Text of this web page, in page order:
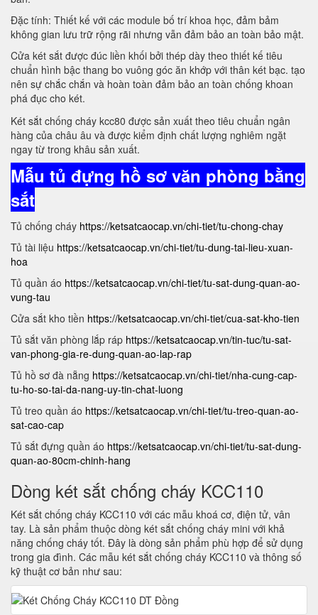
Đặc tính: Thiết kế với các module bố trí khoa học, đảm bảm
không gian lưu trữ rộng rãi nhưng vẫn đảm bảo an toàn bảo mật.
Cửa két sắt được đúc liền khối bởi thép dày theo thiết kế tiêu
chuẩn hình bậc thang bo vuông góc ăn khớp với thân két bạc. tạo
nên sự chắc chắn và hoàn toàn đảm bảo an toàn chống khoan
phá đục cho két.
Két sắt chống cháy kcc80 được sản xuất theo tiêu chuẩn ngân
hàng của châu âu và được kiểm định chất lượng nghiêm ngặt
ngay từ trong khâu sản xuất.
Mẫu tủ đựng hồ sơ văn phòng bằng
sắt
Tủ chống cháy https://ketsatcaocap.vn/chi-tiet/tu-chong-chay
Tủ tài liệu https://ketsatcaocap.vn/chi-tiet/tu-dung-tai-lieu-xuan-
hoa
Tủ quần áo https://ketsatcaocap.vn/chi-tiet/tu-sat-dung-quan-ao-
vung-tau
Cửa sắt kho tiền https://ketsatcaocap.vn/chi-tiet/cua-sat-kho-tien
Tủ sắt văn phòng lắp ráp https://ketsatcaocap.vn/tin-tuc/tu-sat-
van-phong-gia-re-dung-quan-ao-lap-rap
Tủ hồ sơ đà nẵng https://ketsatcaocap.vn/chi-tiet/nha-cung-cap-
tu-ho-so-tai-da-nang-uy-tin-chat-luong
Tủ treo quần áo https://ketsatcaocap.vn/chi-tiet/tu-treo-quan-ao-
sat-cao-cap
Tủ sắt đựng quần áo https://ketsatcaocap.vn/chi-tiet/tu-sat-dung-
quan-ao-80cm-chinh-hang
Dòng két sắt chống cháy KCC110
Két sắt chống cháy KCC110 với các mẫu khoá cơ, điện tử, vân
tay. Là sản phẩm thuộc dòng két sắt chống cháy mini với khả
năng chống cháy tốt. Đây là dòng sản phẩm phù hợp để sử dụng
trong gia đình. Các mẫu két sắt chống cháy KCC110 và thông số
kỹ thuật cơ bản như sau: